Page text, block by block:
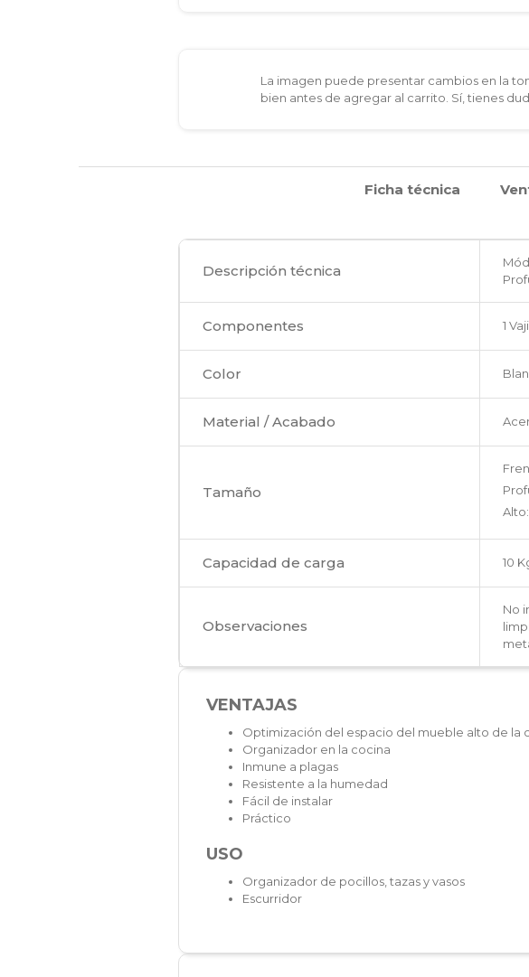
La imagen puede presentar cambios en la
bien antes de agregar al carrito. Sí, tienes
Ficha técnica
Descripción técnica
Componentes 1
Color
Material / Acabado
Tamaño
Capacidad de carga 10
Observaciones
No
VENTAJAS
Optimización del espacio del mueble alto de la
Organizador en la cocina
Inmune a plagas
Resistente a la humedad
Fácil de instalar
Práctico
USO
Organizador de pocillos, tazas y vasos
Escurridor